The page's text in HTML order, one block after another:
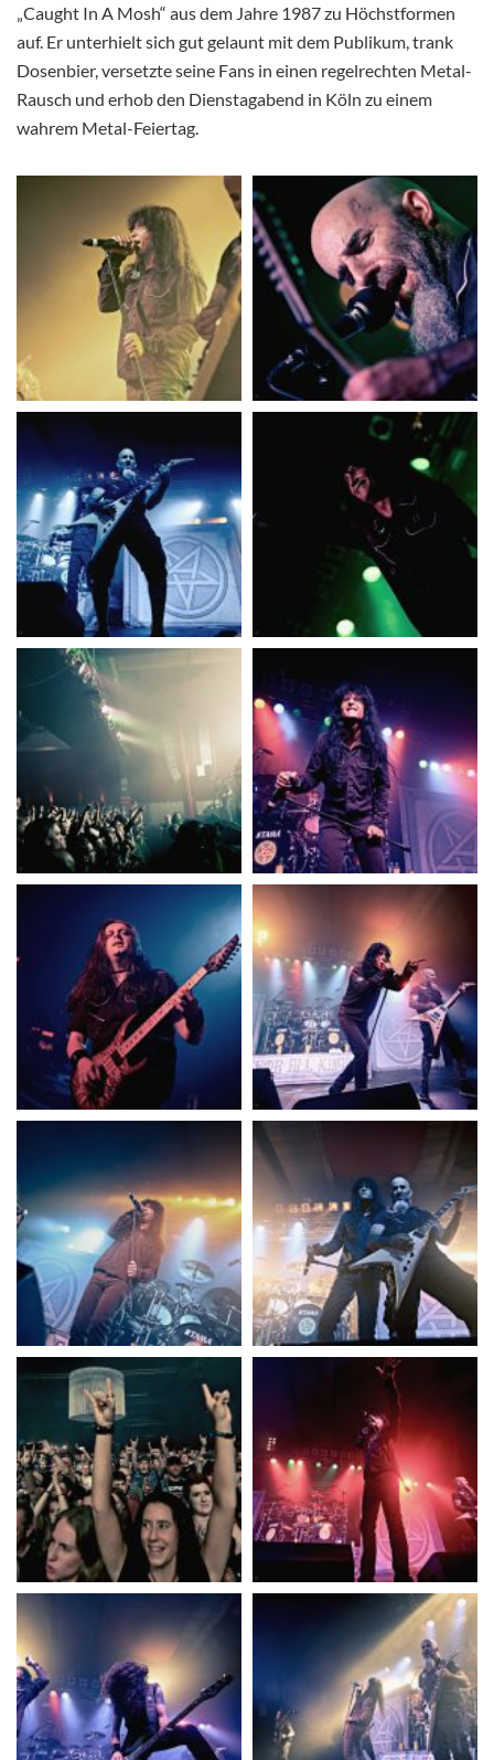
„Caught In A Mosh“ aus dem Jahre 1987 zu Höchstformen
auf. Er unterhielt sich gut gelaunt mit dem Publikum, trank
Dosenbier, versetzte seine Fans in einen regelrechten Metal-
Rausch und erhob den Dienstagabend in Köln zu einem
wahrem Metal-Feiertag.